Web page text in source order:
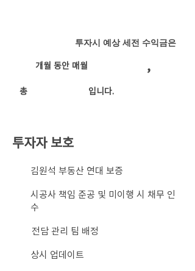
투자시 예상 세전 수익금은
개월 동안 매월 ,
​총 입니다.
투자자 보호
​김원석 부동산 연대 보증
시공사 책임 준공 및 미이행 시 채무 인
수
전담 관리 팀 배정
상시 업데이트